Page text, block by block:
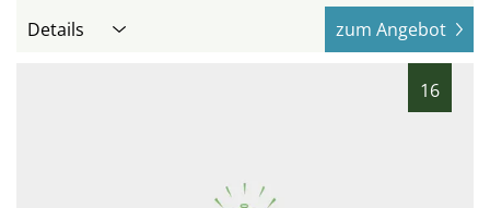
Details zum Angebot
16